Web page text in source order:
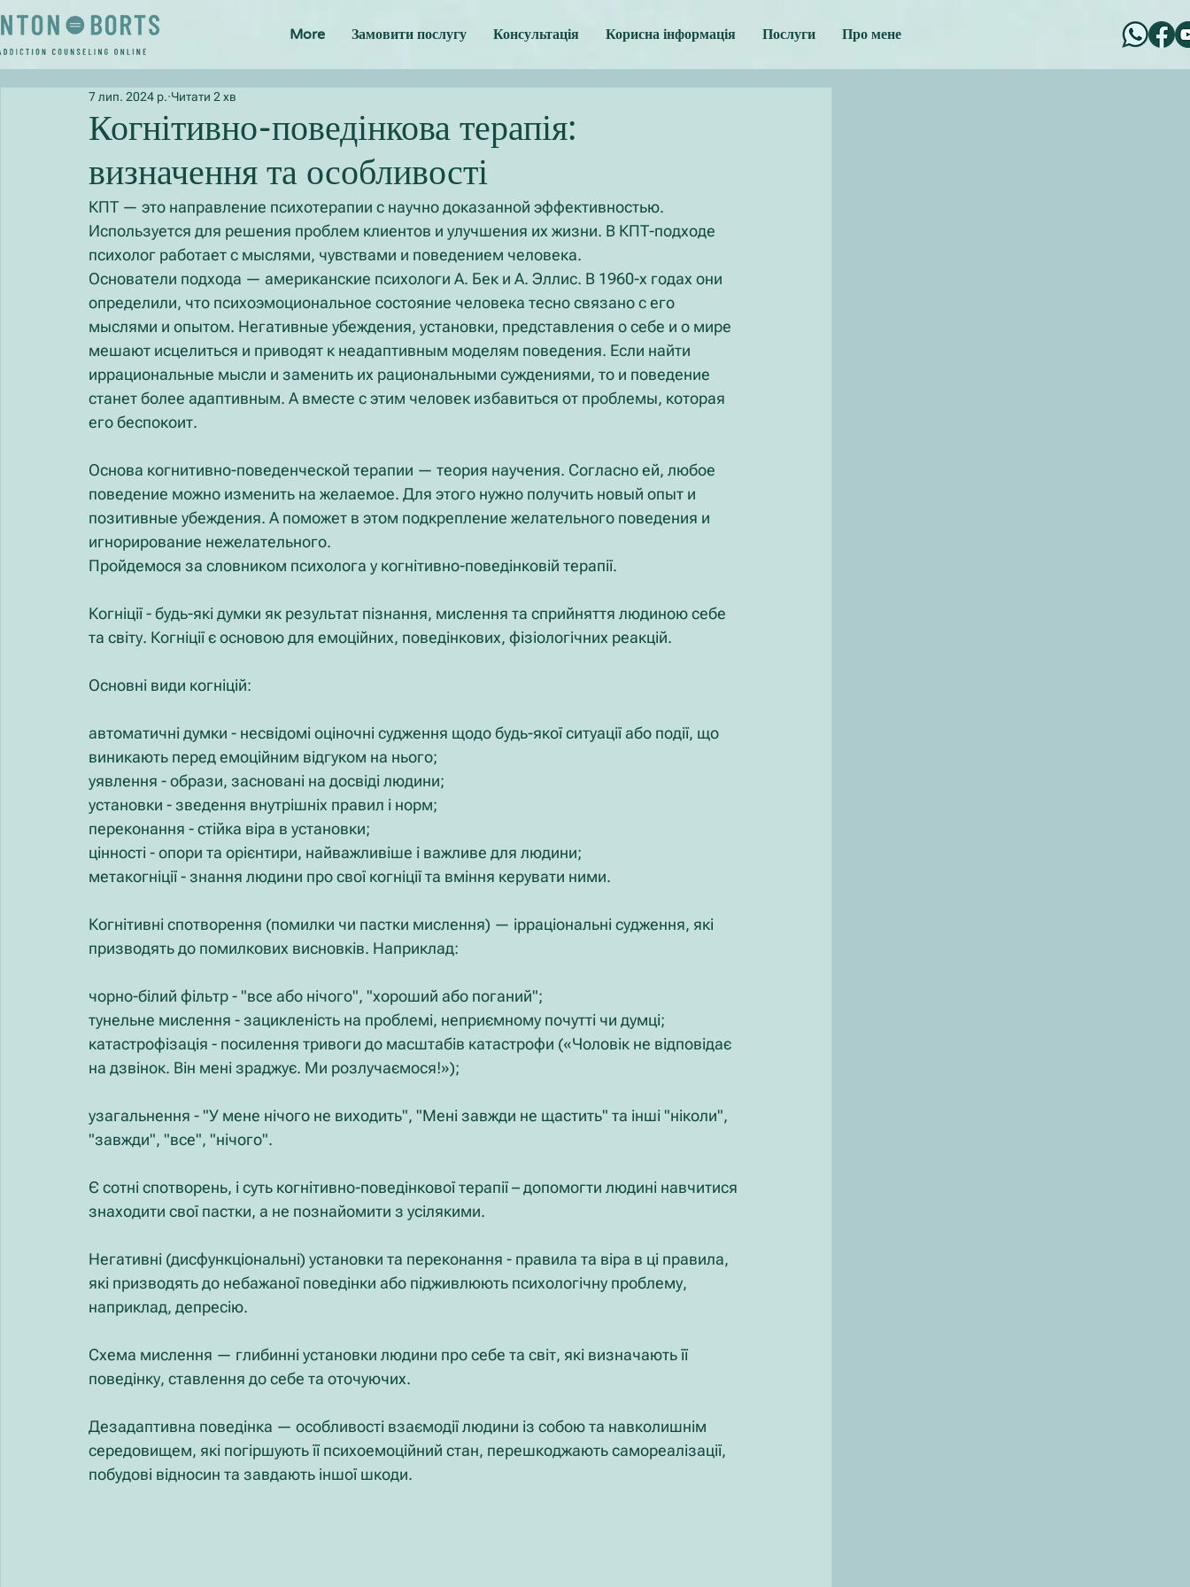
Про мене
Послуги
Корисна інформація
Консультація
Замовити послугу
More
Когнітивно-поведінкова терапія:
визначення та особливості
7 лип. 2024 р. Читати 2 хв
КПТ — это направление психотерапии с научно доказанной эффективностью.
Используется для решения проблем клиентов и улучшения их жизни. В КПТ-подходе
психолог работает с мыслями, чувствами и поведением человека.
Основатели подхода — американские психологи А. Бек и А. Эллис. В 1960-х годах они
определили, что психоэмоциональное состояние человека тесно связано с его
мыслями и опытом. Негативные убеждения, установки, представления о себе и о мире
мешают исцелиться и приводят к неадаптивным моделям поведения. Если найти
иррациональные мысли и заменить их рациональными суждениями, то и поведение
станет более адаптивным. А вместе с этим человек избавиться от проблемы, которая
его беспокоит.
Основа когнитивно-поведенческой терапии — теория научения. Согласно ей, любое
поведение можно изменить на желаемое. Для этого нужно получить новый опыт и
позитивные убеждения. А поможет в этом подкрепление желательного поведения и
игнорирование нежелательного.
Пройдемося за словником психолога у когнітивно-поведінковій терапії.
Когніції - будь-які думки як результат пізнання, мислення та сприйняття людиною себе
та світу. Когніції є основою для емоційних, поведінкових, фізіологічних реакцій.
Основні види когніцій:
автоматичні думки - несвідомі оціночні судження щодо будь-якої ситуації або події, що
виникають перед емоційним відгуком на нього;
уявлення - образи, засновані на досвіді людини;
установки - зведення внутрішніх правил і норм;
переконання - стійка віра в установки;
цінності - опори та орієнтири, найважливіше і важливе для людини;
метакогніції - знання людини про свої когніції та вміння керувати ними.
Когнітивні спотворення (помилки чи пастки мислення) — ірраціональні судження, які
призводять до помилкових висновків. Наприклад:
чорно-білий фільтр - "все або нічого", "хороший або поганий";
тунельне мислення - зацикленість на проблемі, неприємному почутті чи думці;
катастрофізація - посилення тривоги до масштабів катастрофи («Чоловік не відповідає
на дзвінок. Він мені зраджує. Ми розлучаємося!»);
узагальнення - "У мене нічого не виходить", "Мені завжди не щастить" та інші "ніколи",
"завжди", "все", "нічого".
Є сотні спотворень, і суть когнітивно-поведінкової терапії – допомогти людині навчитися
знаходити свої пастки, а не познайомити з усілякими.
Негативні (дисфункціональні) установки та переконання - правила та віра в ці правила,
які призводять до небажаної поведінки або підживлюють психологічну проблему,
наприклад, депресію.
Схема мислення — глибинні установки людини про себе та світ, які визначають її
поведінку, ставлення до себе та оточуючих.
Дезадаптивна поведінка — особливості взаємодії людини із собою та навколишнім
середовищем, які погіршують її психоемоційний стан, перешкоджають самореалізації,
побудові відносин та завдають іншої шкоди.